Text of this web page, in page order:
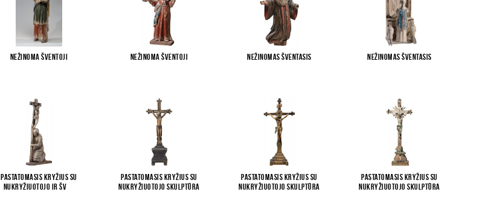
Nežinoma šventoji Nežinoma šventoji Nežinomas šventasis Nežinomas šventasis
Pastatomasis kryžius su
Nukryžiuotojo ir šv
Pastatomasis kryžius su
Nukryžiuotojo skulptūra
Pastatomasis kryžius su
Nukryžiuotojo skulptūra
Pastatomasis kryžius su
Nukryžiuotojo skulptūra